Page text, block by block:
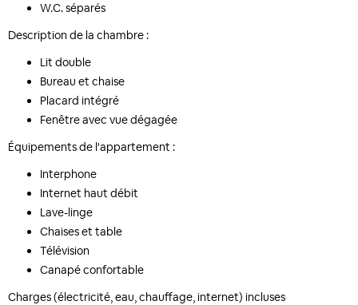
W.C. séparés
Description de la chambre :
Lit double
Bureau et chaise
Placard intégré
Fenêtre avec vue dégagée
Équipements de l'appartement :
Interphone
Internet haut débit
Lave-linge
Chaises et table
Télévision
Canapé confortable
Charges (électricité, eau, chauffage, internet) incluses